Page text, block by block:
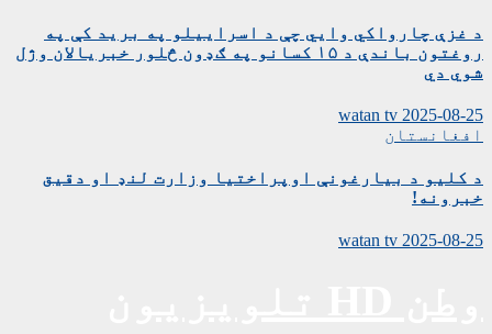
د غزې چارواکي وايي چې د اسراییلو په برید کې په
روغتون باندې د ۱۵ کسانو په ګډون څلور خبریالان وژل
شوي دي
2025-08-25
watan tv
افغانستان
د کلیو د بیارغونې اوپراختیا وزارت لنډ او دقیق
خبرونه!
2025-08-25
watan tv